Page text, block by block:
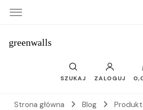
greenwalls
SZUKAJ ZALOGUJ
Strona główna Blog Produkt